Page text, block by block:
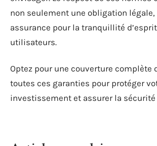
non seulement une obligation
assurance pour la tranquillité
utilisateurs.
Optez pour une couverture complète
toutes ces garanties pour protéger
investissement et assurer la sécurité